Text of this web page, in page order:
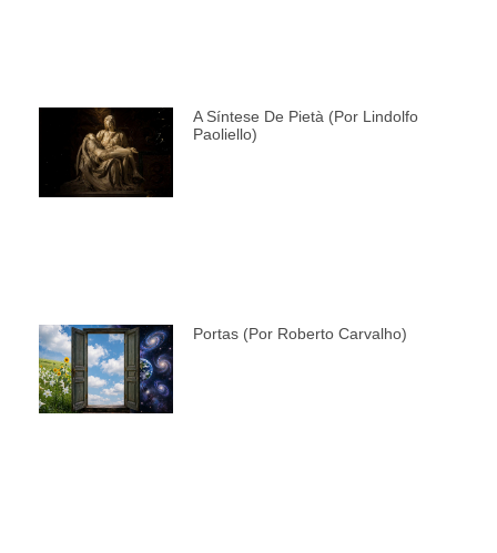
A Síntese De Pietà (por Lindolfo
Paoliello)
Portas (por Roberto Carvalho)